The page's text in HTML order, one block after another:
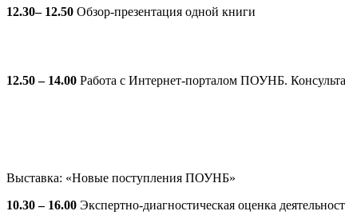
12.30– 12.50 Обзор-презентация одной книги
12.50 – 14.00 Работа с Интернет-порталом ПОУНБ.
Выставка: «Новые поступления ПОУНБ»
10.30 – 16.00 Экспертно-диагностическая оценка